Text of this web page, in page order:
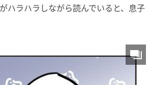
ハラハラしながら読んでいると、息子